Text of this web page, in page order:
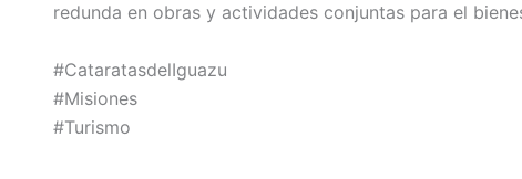
redunda en obras y actividades conjuntas para el
#CataratasdelIguazu
#Misiones
#Turismo